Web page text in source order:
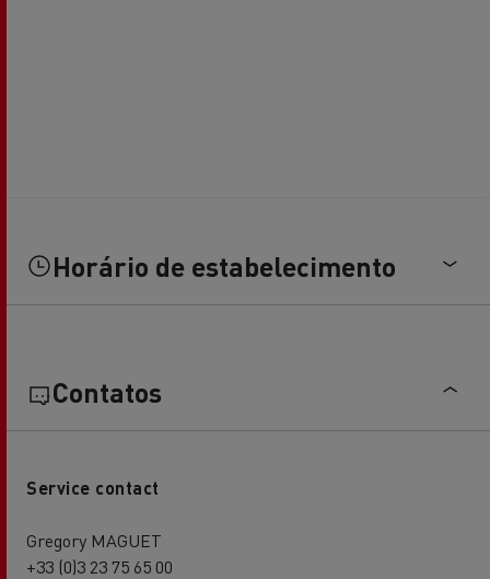
Horário de estabelecimento
Contatos
Service contact
Gregory MAGUET
+33 (0)3 23 75 65 00